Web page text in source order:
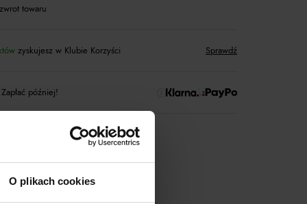
O plikach cookies
towaru
zyskujesz w Klubie Korzyści Sprawdź
później!